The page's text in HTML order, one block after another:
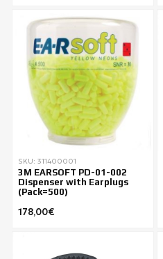
SKU: 311400001
3M EARSOFT PD-01-002
Dispenser with Earplugs
(Pack=500)
178,00€